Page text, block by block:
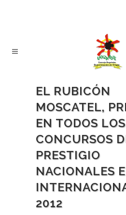
EL RUBICÓN
MOSCATEL,
EN TODOS LOS
CONCURSOS
PRESTIGIO
NACIONALES E
2012